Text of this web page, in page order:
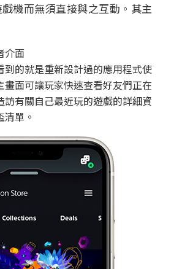
機而無須直接與之互動。其主
介面
到的就是重新設計過的應用程式使
畫面可讓玩家快速查看好友們正在
訪有關自己最近玩的遊戲的詳細資
單。